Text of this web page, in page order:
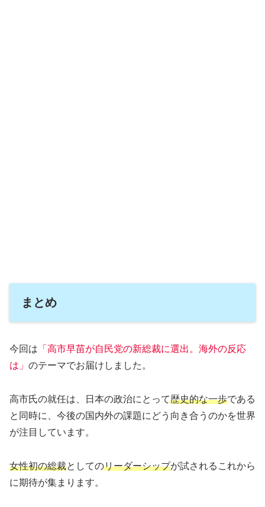
まとめ
今回は 「高市早苗が自民党の新総裁に選出。海外の反応
は」 のテーマでお届けしました。
高市氏の就任は、日本の政治にとって歴史的な一歩である
と同時に、今後の国内外の課題にどう向き合うのかを世界
が注目しています。
女性初の総裁としてのリーダーシップが試されるこれから
に期待が集まります。